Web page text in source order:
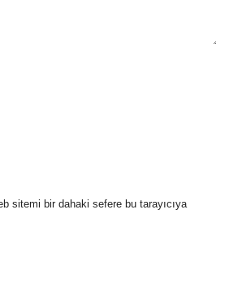
sitemi bir dahaki sefere bu tarayıcıya